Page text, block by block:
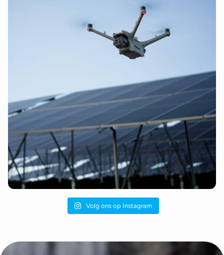
Volg ons op Instagram